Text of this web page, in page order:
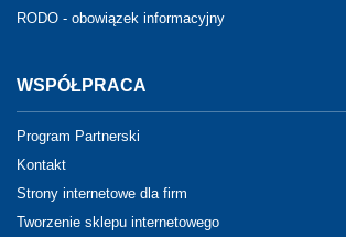
RODO - obowiązek informacyjny
WSPÓŁPRACA
Program Partnerski
Kontakt
Strony internetowe dla firm
Tworzenie sklepu internetowego